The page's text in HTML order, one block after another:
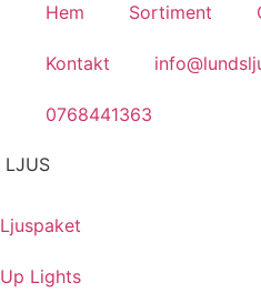
Hem Sortiment
Kontakt
0768441363
LJUS
Ljuspaket
Up Lights